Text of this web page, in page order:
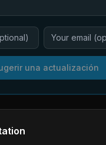
una actualización